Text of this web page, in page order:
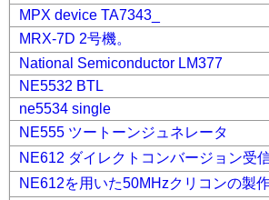
MPX device TA7343_
MRX-7D 2号機。
National Semiconductor LM377
NE5532 BTL
ne5534 single
NE555 ツートーンジュネレータ
NE612 ダイレクトコンバージョン受
NE612を用いた50MHzクリコンの製